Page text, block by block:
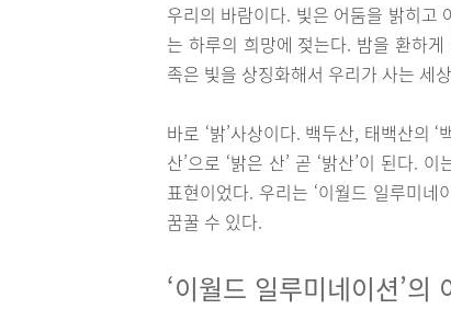
우리의 바람이다. 빛은 어둠을 밝히고
는 하루의 희망에 젖는다. 밤을 환하
족은 빛을 상징화해서 우리가 사는 세
바로 ‘밝’사상이다. 백두산, 태백산의 ‘
산’으로 ‘밝은 산’ 곧 ‘밝산’이 된다.
표현이었다. 우리는 ‘이월드 일루미
꿈꿀 수 있다.
‘이월드 일루미네이션’의